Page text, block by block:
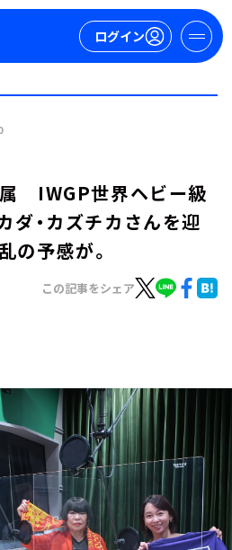
ログイン
IWGP世界ヘビー級
ダ・カズチカさんを迎
の予感が。
この記事をシェア